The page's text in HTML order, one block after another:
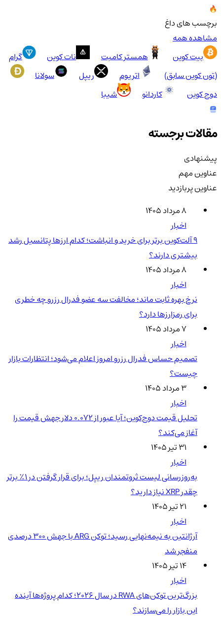
برچسب های داغ
مشاهده همه
بیت کوین
همستر کامبت نات کوین
گرام
(تون کوین سابق)
اتریوم ریپل
سولانا
دوج کوین
کاردانو شیبا
مقالات برجسته
پیشنهادی
عناوین مهم
عناوین پربازدید
۸ مرداد ۱۴۰۵
اخبار
۹ آلت‌کوین برتر برای خرید و انباشت؛ کدام ارزها پتانسیل رشد
بیشتری دارند؟
۸ مرداد ۱۴۰۵
اخبار
نرخ بهره ثابت ماند؛ مخالفت سه عضو فدرال رزرو چه خطری
برای رمزارزها دارد؟
۷ مرداد ۱۴۰۵
اخبار
تصمیم حساس فدرال رزرو امروز اعلام می‌شود؛ انتظارات بازار
چیست؟
۳ مرداد ۱۴۰۵
اخبار
تحلیل قیمت دوج‌کوین؛ آیا عبور از ۰.۰۷۲ دلار جهش قیمت را
آغاز می‌کند؟
۳۱ تیر ۱۴۰۵
اخبار
به‌روزرسانی لیست ثروتمندان ریپل؛ برای قرار گرفتن در ۱٪ برتر
چقدر XRP نیاز دارید؟
۲۱ تیر ۱۴۰۵
اخبار
آرژانتین به نیمه‌نهایی رسید؛ توکن ARG با جهش ۳۰۰ درصدی
منفجر شد
۱۴ تیر ۱۴۰۵
اخبار
بزرگ‌ترین توکن‌های RWA در سال ۲۰۲۶؛ کدام پروژه‌ها آینده
این بازار را می‌سازند؟